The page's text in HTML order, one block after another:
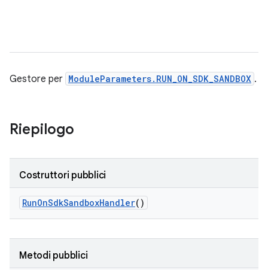
Gestore per ModuleParameters.RUN_ON_SDK_SANDBOX .
Riepilogo
Costruttori pubblici
RunOnSdkSandboxHandler()
Metodi pubblici